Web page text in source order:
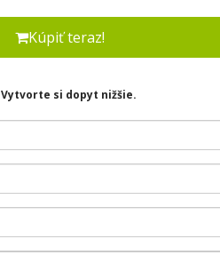
Kúpiť teraz!
Vytvorte si dopyt nižšie.